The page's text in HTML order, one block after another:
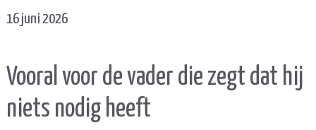
16 juni 2026
Vooral voor de vader die zegt dat hij
niets nodig heeft